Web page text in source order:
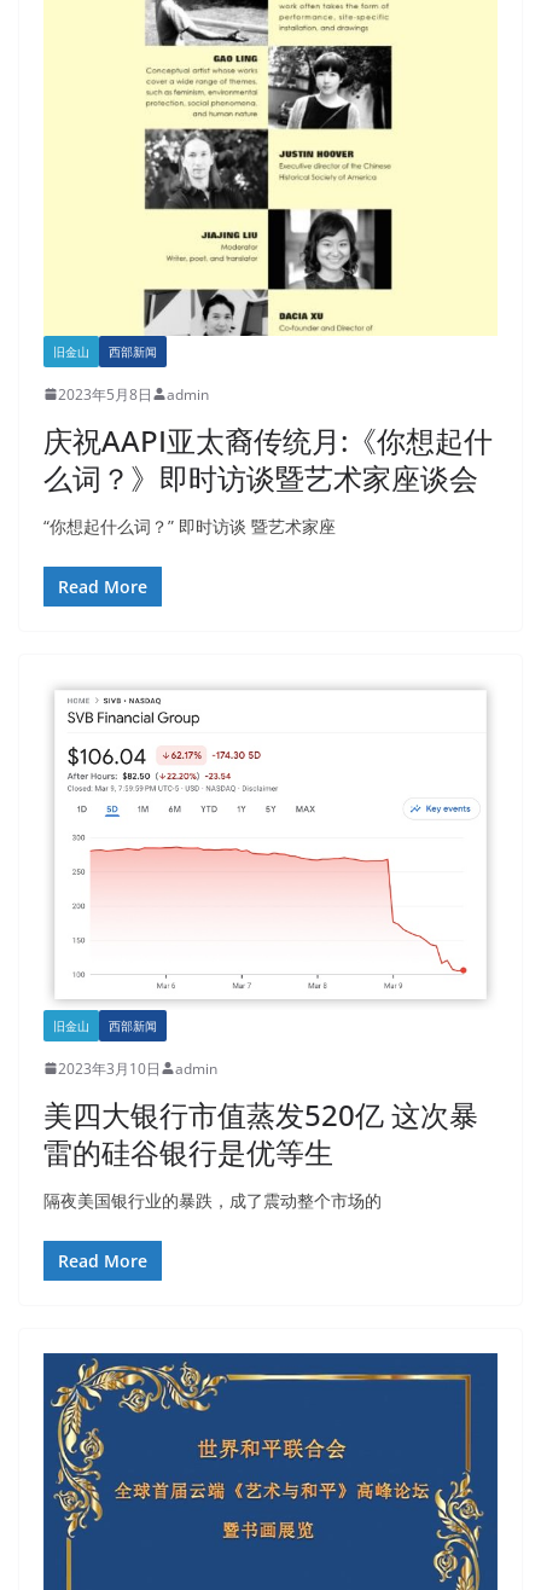
旧金山 西部新闻
2023年5月8日 admin
庆祝AAPI亚太裔传统月:《你想起什
么词？》即时访谈暨艺术家座谈会
“你想起什么词？” 即时访谈 暨艺术家座
Read More
旧金山 西部新闻
2023年3月10日 admin
美四大银行市值蒸发520亿 这次暴
雷的硅谷银行是优等生
隔夜美国银行业的暴跌，成了震动整个市场的
Read More